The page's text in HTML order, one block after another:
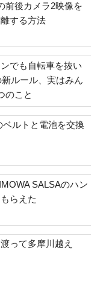
前後カメラ2映像を
する方法
でも自転車を抜い
ルール、実はみん
のこと
ルトと電池を交換
SALSAのハン
らえた
って多摩川越え